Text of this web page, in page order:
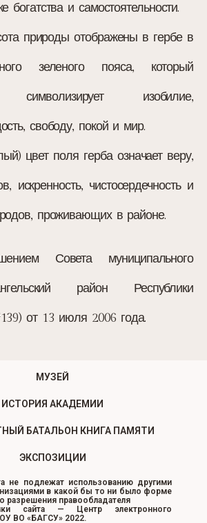
богатства и самостоятельности.
природы отображены в гербе в
зеленого пояса, который
символизирует изобилие,
свободу, покой и мир.
цвет поля герба означает веру,
искренность, чистосердечность и
проживающих в районе.
Совета муниципального
район Республики
от 13 июля 2006 года.
МУЗЕЙ
ИСТОРИЯ АКАДЕМИИ
БАТАЛЬОН КНИГА ПАМЯТИ
ЭКСПОЗИЦИИ
не подлежат использованию другими
в какой бы то ни было форме
разрешения правообладателя
сайта — Центр электронного
ВО «БАГСУ» 2022.